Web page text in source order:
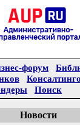
форум
Поиск
Новости